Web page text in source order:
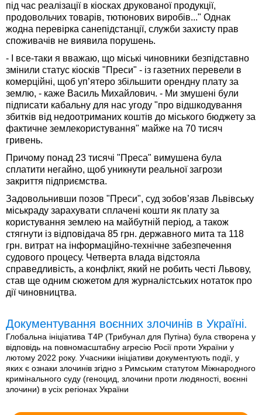
під час реалізації в кіосках друкованої продукції,
продовольчих товарів, тютюнових виробів..." Однак
жодна перевірка санепідстанції, служби захисту прав
споживачів не виявила порушень.
- І все-таки я вважаю, що міські чиновники безпідставно
змінили статус кіосків "Преси" - із газетних перевели в
комерційні, щоб уп’ятеро збільшити орендну плату за
землю, - каже Василь Михайлович. - Ми змушені були
підписати кабальну для нас угоду "про відшкодування
збитків від недоотриманих коштів до міського бюджету за
фактичне землекористування" майже на 70 тисяч
гривень.
Причому понад 23 тисячі "Преса" вимушена була
сплатити негайно, щоб уникнути реальної загрози
закриття підприємства.
Задовольнивши позов "Преси", суд зобов’язав Львівську
міськраду зарахувати сплачені кошти як плату за
користування землею на майбутній період, а також
стягнути із відповідача 85 грн. державного мита та 118
грн. витрат на інформаційно-технічне забезпечення
судового процесу. Четверта влада відстояла
справедливість, а конфлікт, який не робить честі Львову,
став ще одним сюжетом для журналістських нотаток про
дії чиновництва.
Документування воєнних злочинів в Україні.
Глобальна ініціатива T4P (Трибунал для Путіна) була створена у
відповідь на повномасштабну агресію Росії проти України у
лютому 2022 року. Учасники ініціативи документують події, у
яких є ознаки злочинів згідно з Римським статутом Міжнародного
кримінального суду (геноцид, злочини проти людяності, воєнні
злочини) в усіх регіонах України